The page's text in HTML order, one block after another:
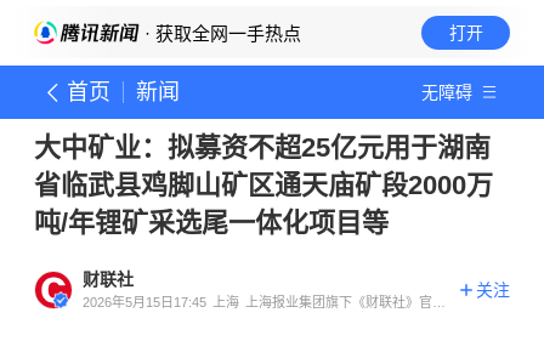
· 获取全网一手热点 打开
首页 新闻 无障碍
大中矿业：拟募资不超25亿元用于湖南
省临武县鸡脚山矿区通天庙矿段2000万
吨/年锂矿采选尾一体化项目等
财联社
2026年5月15日17:45 上海
上海报业集团旗下《财联社》官方
关注